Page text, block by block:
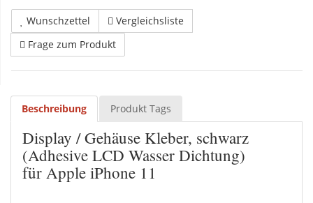
Wunschzettel
Vergleichsliste
Frage zum Produkt
Beschreibung Produkt Tags
Display / Gehäuse Kleber, schwarz
(Adhesive LCD Wasser Dichtung)
für Apple iPhone 11